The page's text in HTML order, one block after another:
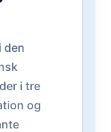
den
i tre
og